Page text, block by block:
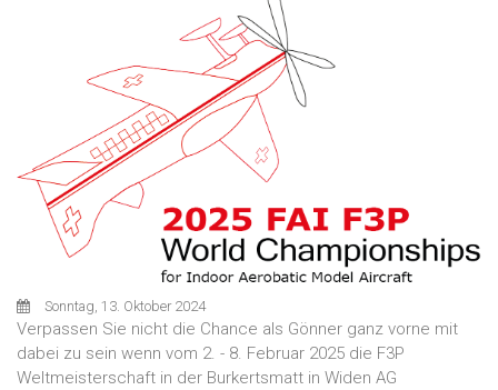
Sonntag, 13. Oktober 2024
Verpassen Sie nicht die Chance als Gönner ganz vorne mit
dabei zu sein wenn vom 2. - 8. Februar 2025 die F3P
Weltmeisterschaft in der Burkertsmatt in Widen AG